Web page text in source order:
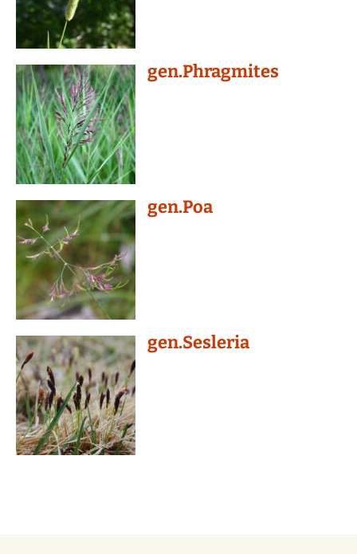
gen.Phragmites
gen.Poa
gen.Sesleria